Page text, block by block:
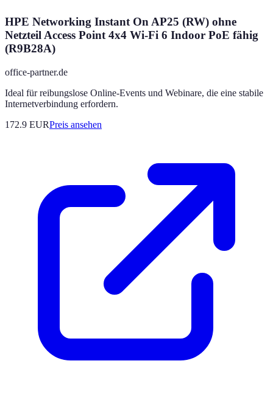
HPE Networking Instant On AP25 (RW) ohne
Netzteil Access Point 4x4 Wi-Fi 6 Indoor PoE fähig
(R9B28A)
office-partner.de
Ideal für reibungslose Online-Events und Webinare, die eine stabile
Internetverbindung erfordern.
172.9 EURPreis ansehen